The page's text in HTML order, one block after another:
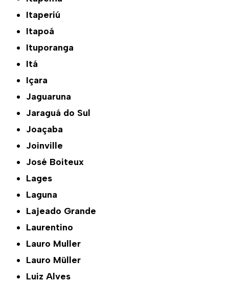
Itaperiú
Itapoá
Ituporanga
Itá
Içara
Jaguaruna
Jaraguá do Sul
Joaçaba
Joinville
José Boiteux
Lages
Laguna
Lajeado Grande
Laurentino
Lauro Muller
Lauro Müller
Luiz Alves